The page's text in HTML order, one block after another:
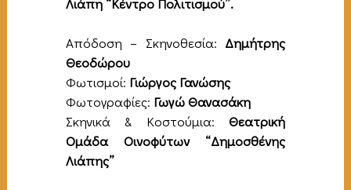
Λιάπη “Κέντρο Πολιτισμού”.
Απόδοση – Σκηνοθεσία: Δημήτρης
Θεοδώρου
Φωτισμοί: Γιώργος Γανώσης
Φωτογραφίες: Γωγώ Θανασάκη
Σκηνικά & Κοστούμια: Θεατρική
Ομάδα Οινοφύτων “Δημοσθένης
Λιάπης”